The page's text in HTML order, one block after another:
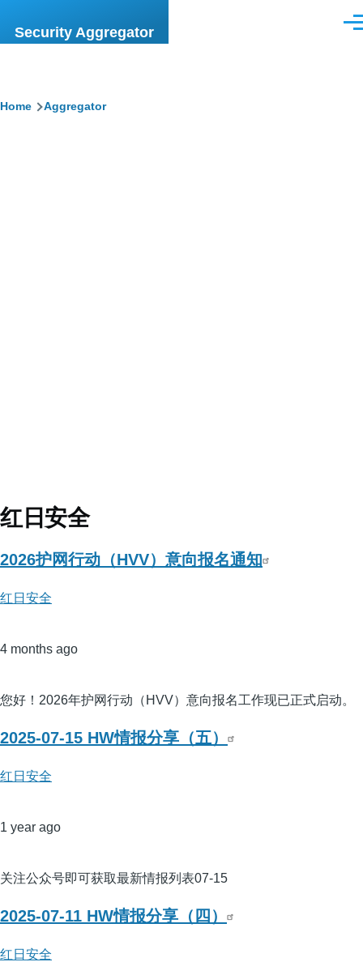
Security Aggregator
Breadcrumb
Home Aggregator
红日安全
2026护网行动（HVV）意向报名通知
红日安全
4 months ago
您好！2026年护网行动（HVV）意向报名工作现已正式启动。
2025-07-15 HW情报分享（五）
红日安全
1 year ago
关注公众号即可获取最新情报列表07-15
2025-07-11 HW情报分享（四）
红日安全